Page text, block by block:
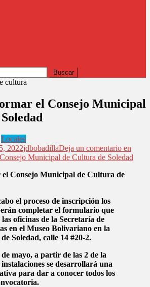
el Consejo Municipal
Locales
2022jdbobadillaDeja un comentario en
Municipal de Cultura de Soledad
Consejo Municipal de Cultura de
el proceso de inscripción los
completar el formulario que
oficinas de la Secretaría de
en el Museo Bolivariano en la
Soledad, calle 14 #20-2.
mayo, a partir de las 2 de la
se desarrollará una
para dar a conocer todos los